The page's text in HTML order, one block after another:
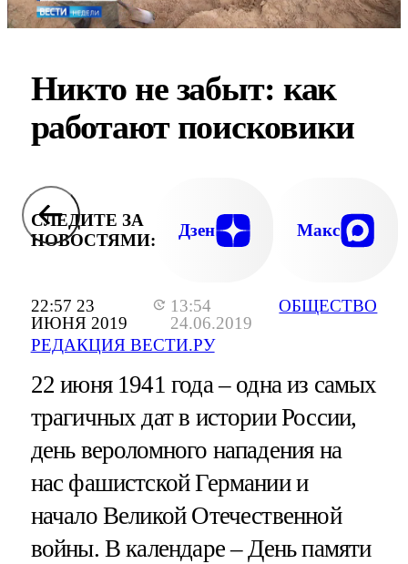
22:57 23
ИЮНЯ 2019
13:54
24.06.2019
РЕДАКЦИЯ ВЕСТИ.РУ
ОБЩЕСТВО
Никто не забыт: как
работают поисковики
СЛЕДИТЕ ЗА
НОВОСТЯМИ:
Дзен Макс
22 июня 1941 года – одна из самых
трагичных дат в истории России,
день вероломного нападения на
нас фашистской Германии и
начало Великой Отечественной
войны. В календаре – День памяти